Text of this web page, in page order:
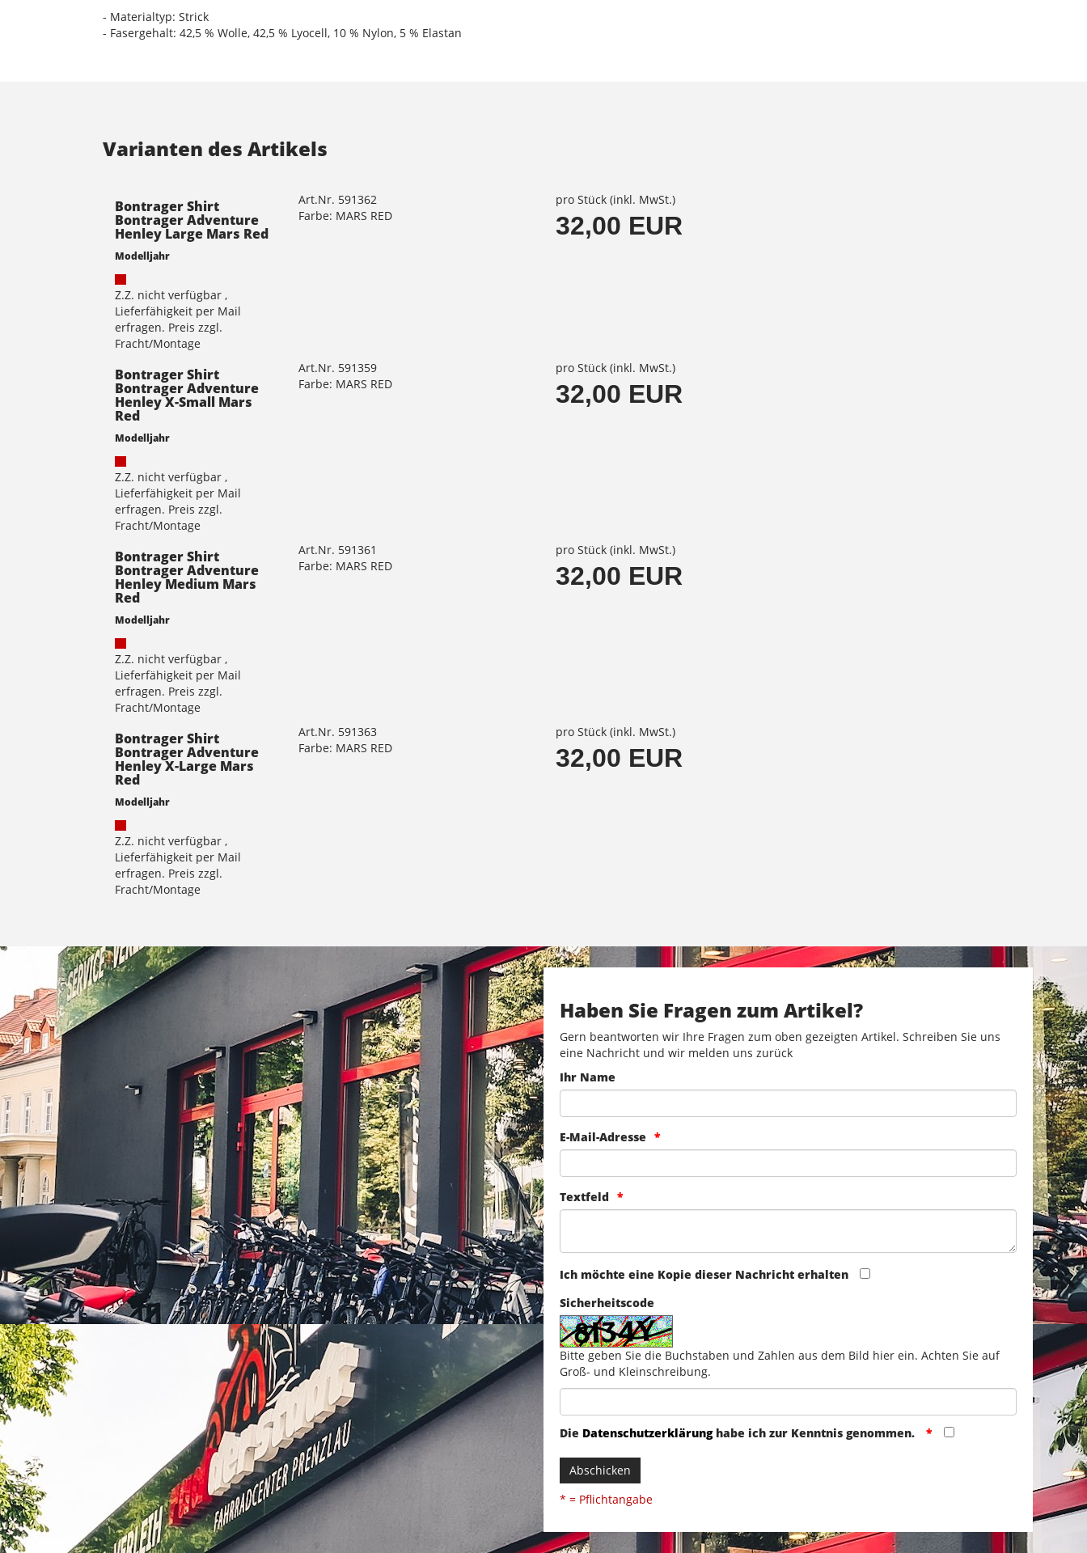
- Materialtyp: Strick
- Fasergehalt: 42,5 % Wolle, 42,5 % Lyocell, 10 % Nylon, 5 % Elastan
Varianten des Artikels
Bontrager Shirt
Bontrager Adventure
Henley Large Mars Red
Modelljahr
Z.Z. nicht verfügbar ,
Lieferfähigkeit per Mail
erfragen. Preis zzgl.
Fracht/Montage
Art.Nr. 591362
Farbe: MARS RED
pro Stück (inkl. MwSt.)
32,00 EUR
Bontrager Shirt
Bontrager Adventure
Henley X-Small Mars
Red
Modelljahr
Z.Z. nicht verfügbar ,
Lieferfähigkeit per Mail
erfragen. Preis zzgl.
Fracht/Montage
Art.Nr. 591359
Farbe: MARS RED
pro Stück (inkl. MwSt.)
32,00 EUR
Bontrager Shirt
Bontrager Adventure
Henley Medium Mars
Red
Modelljahr
Z.Z. nicht verfügbar ,
Lieferfähigkeit per Mail
erfragen. Preis zzgl.
Fracht/Montage
Art.Nr. 591361
Farbe: MARS RED
pro Stück (inkl. MwSt.)
32,00 EUR
Bontrager Shirt
Bontrager Adventure
Henley X-Large Mars
Red
Modelljahr
Z.Z. nicht verfügbar ,
Lieferfähigkeit per Mail
erfragen. Preis zzgl.
Fracht/Montage
Art.Nr. 591363
Farbe: MARS RED
pro Stück (inkl. MwSt.)
32,00 EUR
Haben Sie Fragen zum Artikel?
Gern beantworten wir Ihre Fragen zum oben gezeigten Artikel. Schreiben Sie uns
eine Nachricht und wir melden uns zurück
Ihr Name
E-Mail-Adresse
Textfeld
Ich möchte eine Kopie dieser Nachricht erhalten
Sicherheitscode
Bitte geben Sie die Buchstaben und Zahlen aus dem Bild hier ein. Achten Sie auf
Groß- und Kleinschreibung.
Die Datenschutzerklärunghabe ich zur Kenntnis genommen.
Abschicken
* = Pflichtangabe